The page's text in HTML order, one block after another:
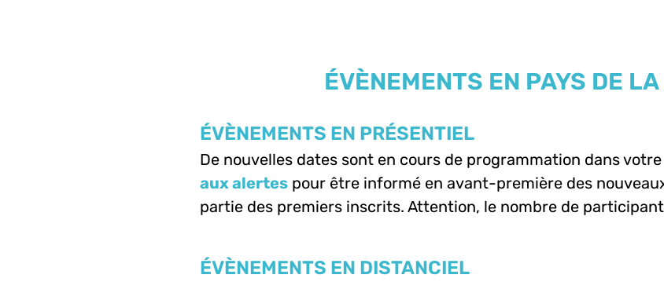
ÉVÈNEMENTS EN PAYS DE
ÉVÈNEMENTS EN PRÉSENTIEL
De nouvelles dates sont en cours de programmation dans
aux alertespour être informé en avant-première des
partie des premiers inscrits. Attention, le nombre de
ÉVÈNEMENTS EN DISTANCIEL